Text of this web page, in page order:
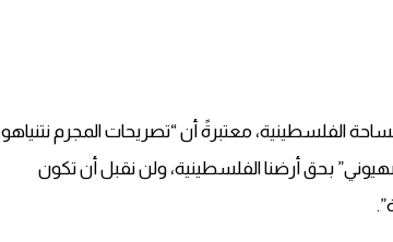
الفلسطينية، معتبرةً أن “تصريحات المجرم نتنياهو
بحق أرضنا الفلسطينية، ولن نقبل أن تكون